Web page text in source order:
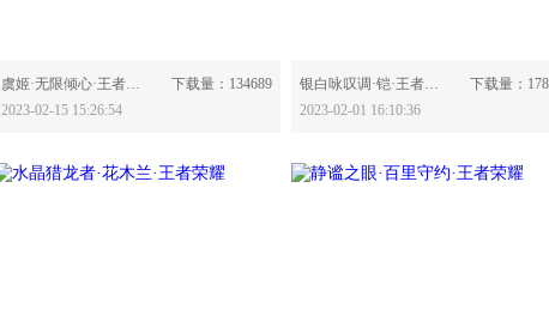
分享：
虞姬·无限倾心·王者荣耀-630776
下载量：134689
2023-02-15 15:26:54
分享：
银白咏叹调·铠·王者荣耀-630612
下载量：
2023-02-01 16:10:36